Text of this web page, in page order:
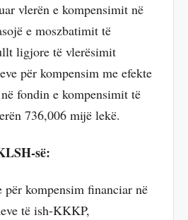
vlerën e kompensimit në
e moszbatimit të
ligjore të vlerësimit
për kompensim me efekte
fondin e kompensimit të
736,006 mijë lekë.
së:
për kompensim financiar në
të ish-KKKP,